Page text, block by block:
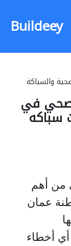
Buildeey
والسباكة
صحي في
سباكه
أهم
عمان
أي أخطاء